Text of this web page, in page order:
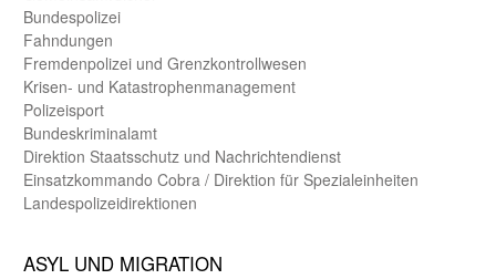
Bundes­polizei
Fahndungen
Fremdenpolizei und Grenzkontrollwesen
Krisen- und Katastrophen­management
Polizeisport
Bundes­kriminal­amt
Direktion Staats­schutz und Nach­richten­dienst
Einsatz­kommando Cobra / Direktion für Spezialeinheiten
Landes­polizei­direk­tionen
ASYL UND MIGRA­TION